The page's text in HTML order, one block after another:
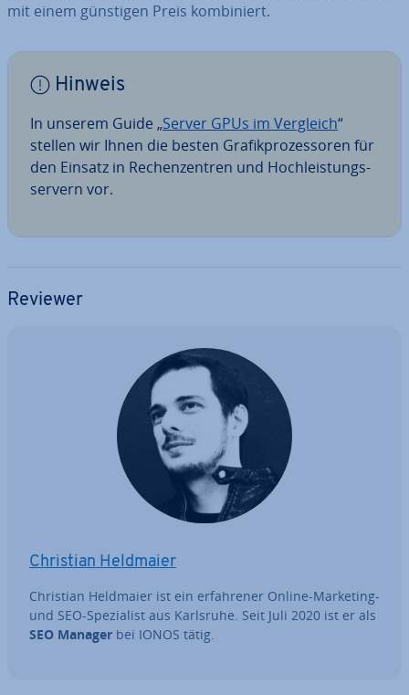
mit einem günstigen Preis kom­bi­niert.
Hinweis
In unserem Guide „Server GPUs im Vergleich“
stellen wir Ihnen die besten Gra­fik­pro­zes­so­ren für
den Einsatz in Re­chen­zen­tren und Hoch­leis­tungs­
ser­vern vor.
Reviewer
Christian Heldmaier
Christian Heldmaier ist ein er­fah­re­ner Online-Marketing-
und SEO-Spe­zia­list aus Karlsruhe. Seit Juli 2020 ist er als
SEO Manager bei IONOS tätig.